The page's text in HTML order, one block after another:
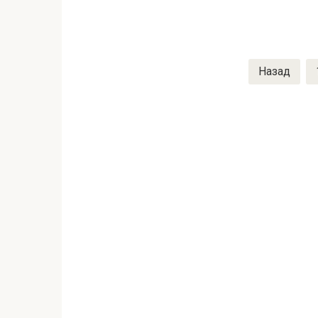
Назад